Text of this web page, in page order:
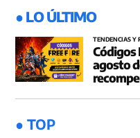
● LO ÚLTIMO
TENDENCIAS Y
Códigos
agosto
● TOP